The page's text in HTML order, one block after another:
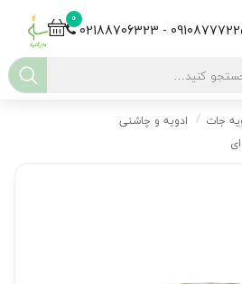
0
02188706323 -
جات
ادویه و چاشنی